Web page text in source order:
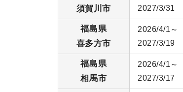
須賀川市
2027/3/31
福島県
喜多方市
2026/4/1～
2027/3/19
福島県
相馬市
2026/4/1～
2027/3/17